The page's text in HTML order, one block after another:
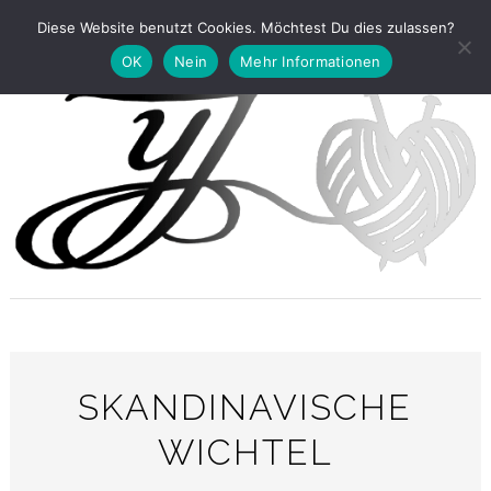
SKANDINAVISCHE
WICHTEL
Diese Website benutzt Cookies. Möchtest Du dies zulassen?
OK
Nein Mehr Informationen